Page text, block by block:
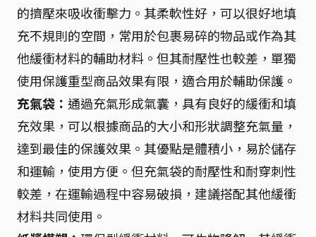
的擠壓來吸收衝擊力。其柔軟性好，可以很好地填
充不規則的空間，常用於包裹易碎的物品或作為其
他緩衝材料的輔助材料。但其耐壓性也較差，單獨
使用保護重型商品效果有限，適合用於輔助保護。
充氣袋： 通過充氣形成氣囊，具有良好的緩衝和填
充效果，可以根據商品的大小和形狀調整充氣量，
達到最佳的保護效果。其優點是體積小，易於儲存
和運輸，使用方便。但充氣袋的耐壓性和耐穿刺性
較差，在運輸過程中容易破損，建議搭配其他緩衝
材料共同使用。